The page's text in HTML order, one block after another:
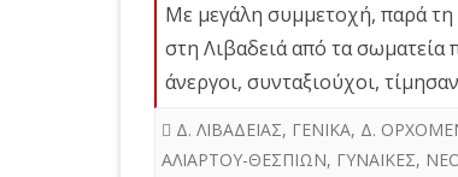
Με μεγάλη συμμετοχή, παρά τη
στη Λιβαδειά από τα
άνεργοι, συνταξιούχοι,
Δ. ΛΙΒΑΔΕΙΑΣ, ΓΕΝΙΚΑ, Δ.
ΑΛΙΑΡΤΟΥ-ΘΕΣΠΙΩΝ, ΓΥΝΑΙΚΕΣ,